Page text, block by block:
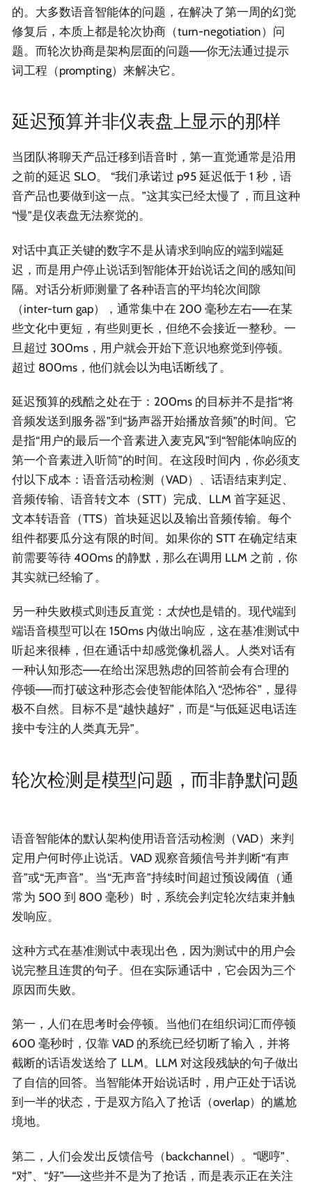
的。大多数语音智能体的问题，在解决了第一周的幻觉
修复后，本质上都是轮次协商（turn-negotiation）问
题。而轮次协商是架构层面的问题——你无法通过提示
词工程（prompting）来解决它。
延迟预算并非仪表盘上显示的那样
当团队将聊天产品迁移到语音时，第一直觉通常是沿用
之前的延迟 SLO。 “我们承诺过 p95 延迟低于 1 秒，语
音产品也要做到这一点。”这其实已经太慢了，而且这种
“慢”是仪表盘无法察觉的。
对话中真正关键的数字不是从请求到响应的端到端延
迟，而是用户停止说话到智能体开始说话之间的感知间
隔。对话分析师测量了各种语言的平均轮次间隙
（inter-turn gap），通常集中在 200 毫秒左右——在某
些文化中更短，有些则更长，但绝不会接近一整秒。一
旦超过 300ms，用户就会开始下意识地察觉到停顿。
超过 800ms，他们就会以为电话断线了。
延迟预算的残酷之处在于：200ms 的目标并不是指“将
音频发送到服务器”到“扬声器开始播放音频”的时间。它
是指“用户的最后一个音素进入麦克风”到“智能体响应的
第一个音素进入听筒”的时间。在这段时间内，你必须支
付以下成本：语音活动检测（VAD）、话语结束判定、
音频传输、语音转文本（STT）完成、LLM 首字延迟、
文本转语音（TTS）首块延迟以及输出音频传输。每个
组件都要瓜分这有限的时间。如果你的 STT 在确定结束
前需要等待 400ms 的静默，那么在调用 LLM 之前，你
其实就已经输了。
另一种失败模式则违反直觉： 太快也是错的。现代端到
端语音模型可以在 150ms 内做出响应，这在基准测试中
听起来很棒，但在通话中却感觉像机器人。人类对话有
一种认知形态——在给出深思熟虑的回答前会有合理的
停顿——而打破这种形态会使智能体陷入“恐怖谷”，显得
极不自然。目标不是“越快越好”，而是“与低延迟电话连
接中专注的人类真无异”。
轮次检测是模型问题，而非静默问题
语音智能体的默认架构使用语音活动检测（VAD）来判
定用户何时停止说话。VAD 观察音频信号并判断“有声
音”或“无声音”。当“无声音”持续时间超过预设阈值（通
常为 500 到 800 毫秒）时，系统会判定轮次结束并触
发响应。
这种方式在基准测试中表现出色，因为测试中的用户会
说完整且连贯的句子。但在实际通话中，它会因为三个
原因而失败。
第一，人们在思考时会停顿。当他们在组织词汇而停顿
600 毫秒时，仅靠 VAD 的系统已经切断了输入，并将
截断的话语发送给了 LLM。LLM 对这段残缺的句子做出
了自信的回答。当智能体开始说话时，用户正处于话说
到一半的状态，于是双方陷入了抢话（overlap）的尴尬
境地。
第二，人们会发出反馈信号（backchannel）。“嗯哼”、
“对”、“好”——这些并不是为了抢话，而是表示正在关注